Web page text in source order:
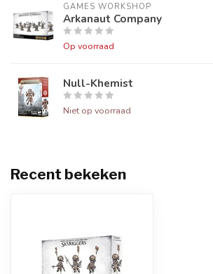
GAMES WORKSHOP
Arkanaut Company
Op voorraad
Null-Khemist
Niet op voorraad
Recent bekeken